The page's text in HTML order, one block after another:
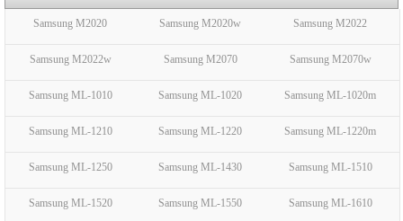
Samsung M2020 Samsung M2020w Samsung M2022
Samsung M2022w Samsung M2070 Samsung M2070w
Samsung ML-1010 Samsung ML-1020 Samsung ML-1020m
Samsung ML-1210 Samsung ML-1220 Samsung ML-1220m
Samsung ML-1250 Samsung ML-1430 Samsung ML-1510
Samsung ML-1520 Samsung ML-1550 Samsung ML-1610